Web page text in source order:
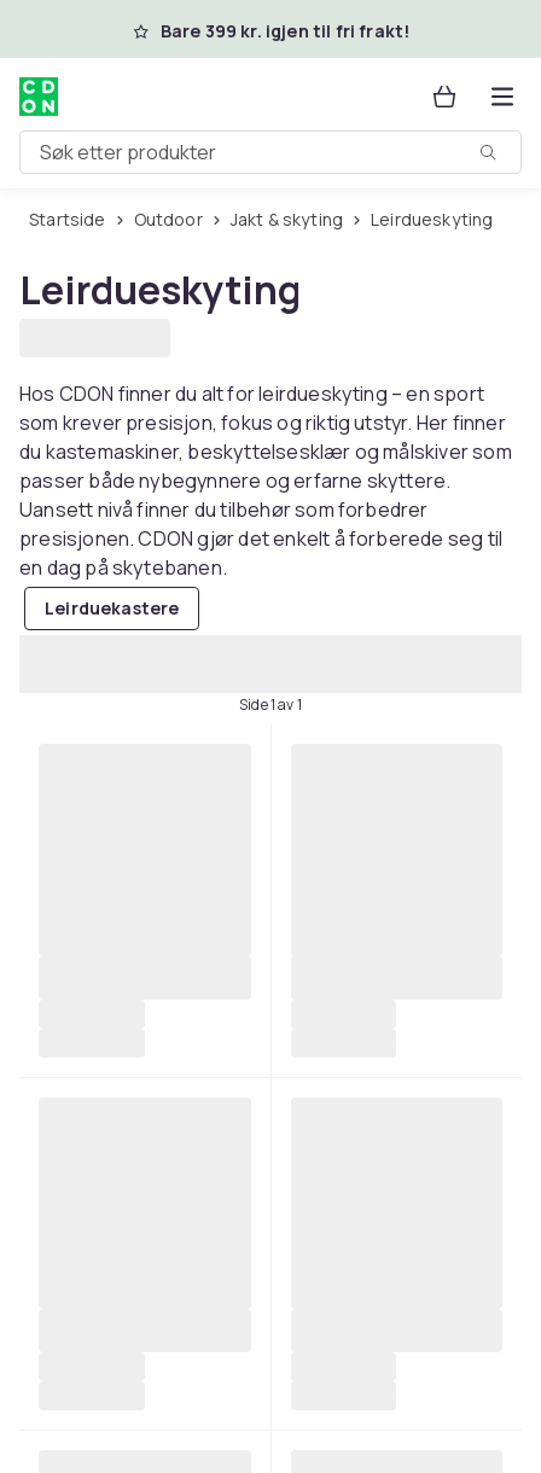
Hopp til hovedinnholdBare 399 kr. igjen til fri frakt!
Søk etter produkter
Startside Outdoor Jakt & skyting Leirdueskyting
Leirdueskyting
Hos CDON finner du alt for leirdueskyting – en sport
som krever presisjon, fokus og riktig utstyr. Her finner
du kastemaskiner, beskyttelsesklær og målskiver som
passer både nybegynnere og erfarne skyttere.
Uansett nivå finner du tilbehør som forbedrer
presisjonen. CDON gjør det enkelt å forberede seg til
en dag på skytebanen.
Leirduekastere
Side 1 av 1